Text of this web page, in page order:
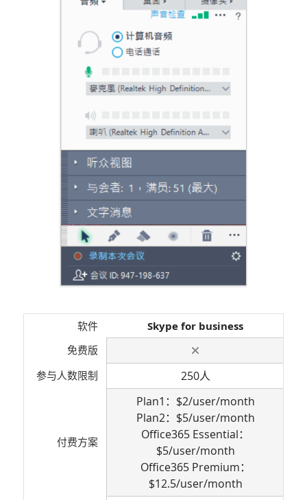
软件
Skype for business
免费版
参与人数限制
250人
付费方案
Plan1：$2/user/month
Plan2：$5/user/month
Office365 Essential：
$5/user/month
Office365 Premium：
$12.5/user/month